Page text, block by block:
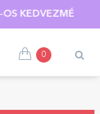
KEDVEZMÉNYT
0